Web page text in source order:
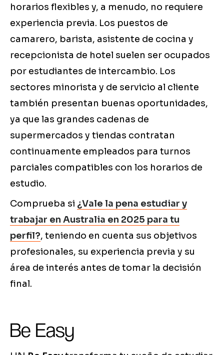
horarios flexibles y, a menudo, no requiere
experiencia previa. Los puestos de
camarero, barista, asistente de cocina y
recepcionista de hotel suelen ser ocupados
por estudiantes de intercambio. Los
sectores minorista y de servicio al cliente
también presentan buenas oportunidades,
ya que las grandes cadenas de
supermercados y tiendas contratan
continuamente empleados para turnos
parciales compatibles con los horarios de
estudio.
Comprueba si ¿Vale la pena estudiar y
trabajar en Australia en 2025 para tu
perfil?, teniendo en cuenta sus objetivos
profesionales, su experiencia previa y su
área de interés antes de tomar la decisión
final.
Be Easy